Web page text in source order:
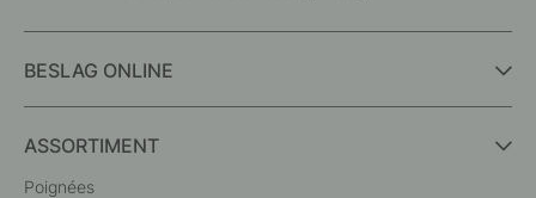
BESLAG ONLINE
ASSORTIMENT
Poignées